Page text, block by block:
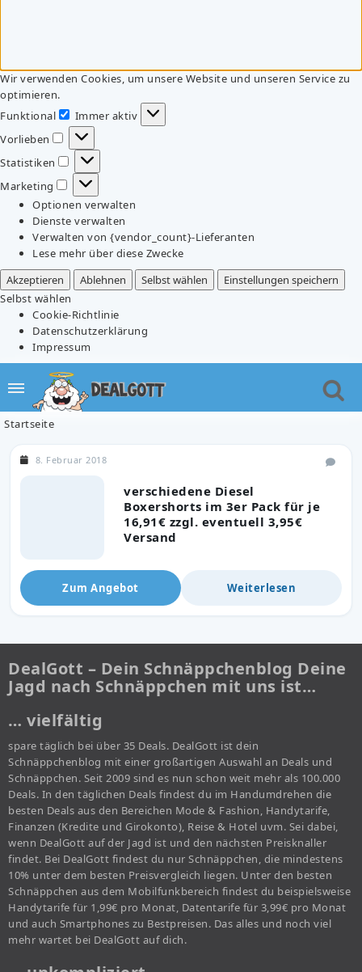
Wir verwenden Cookies, um unsere Website und unseren Service zu
optimieren.
Funktional
Funktional
Immer aktiv
Vorlieben
Vorlieben
Statistiken
Statistiken
Marketing
Marketing
Optionen verwalten
Dienste verwalten
Verwalten von {vendor_count}-Lieferanten
Lese mehr über diese Zwecke
Akzeptieren
Ablehnen Selbst wählen
Einstellungen speichern
Selbst wählen
Cookie-Richtlinie
Datenschutzerklärung
Impressum
Startseite
verschiedene Diesel
Boxershorts im 3er Pack für je
16,91€ zzgl. eventuell 3,95€
Versand
8. Februar 2018
Zum Angebot Weiterlesen
DealGott – Dein Schnäppchenblog Deine
Jagd nach Schnäppchen mit uns ist…
… vielfältig
spare täglich bei über 35 Deals. DealGott ist dein
Schnäppchenblog mit einer großartigen Auswahl an Deals und
Schnäppchen. Seit 2009 sind es nun schon weit mehr als 100.000
Deals. In den täglichen Deals findest du im Handumdrehen die
besten Deals aus den Bereichen Mode & Fashion, Handytarife,
Finanzen (Kredite und Girokonto), Reise & Hotel uvm. Sei dabei,
wenn DealGott auf der Jagd ist und den nächsten Preisknaller
findet. Bei DealGott findest du nur Schnäppchen, die mindestens
10% unter dem besten Preisvergleich liegen. Unter den besten
Schnäppchen aus dem Mobilfunkbereich findest du beispielsweise
Handytarife für 1,99€ pro Monat, Datentarife für 3,99€ pro Monat
und auch Smartphones zu Bestpreisen. Das alles und noch viel
mehr wartet bei DealGott auf dich.